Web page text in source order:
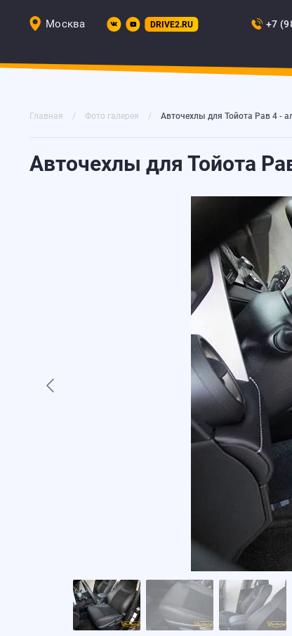
Москва DRIVE2.RU +7
Главная Фото галерея Авточехлы для Тойота Рав 4 -
Авточехлы для Тойота